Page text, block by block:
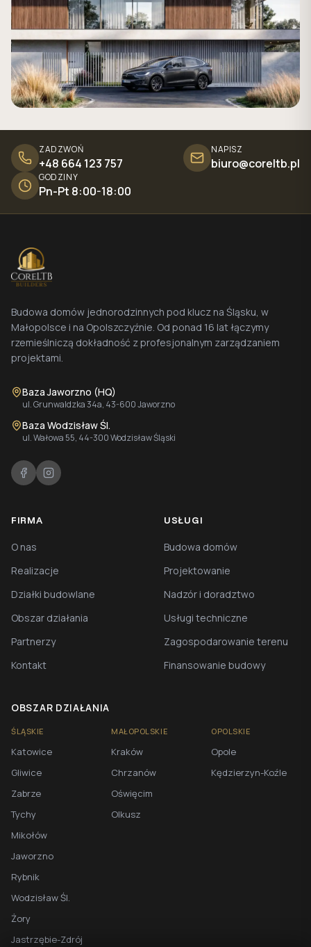
ZADZWOŃ
+48 664 123 757
NAPISZ
biuro@coreltb.pl
GODZINY
Pn-Pt 8:00-18:00
Budowa domów jednorodzinnych pod klucz na Śląsku, w
Małopolsce i na Opolszczyźnie. Od ponad 16 lat łączymy
rzemieślniczą dokładność z profesjonalnym zarządzaniem
projektami.
Baza Jaworzno (HQ)
ul. Grunwaldzka 34a, 43-600 Jaworzno
Baza Wodzisław Śl.
ul. Wałowa 55, 44-300 Wodzisław Śląski
FIRMA
O nas
Realizacje
Działki budowlane
Obszar działania
Partnerzy
Kontakt
USŁUGI
Budowa domów
Projektowanie
Nadzór i doradztwo
Usługi techniczne
Zagospodarowanie terenu
Finansowanie budowy
OBSZAR DZIAŁANIA
ŚLĄSKIE
Katowice
Gliwice
Zabrze
Tychy
Mikołów
Jaworzno
Rybnik
Wodzisław Śl.
Żory
Jastrzębie-Zdrój
MAŁOPOLSKIE
Kraków
Chrzanów
Oświęcim
Olkusz
OPOLSKIE
Opole
Kędzierzyn-Koźle